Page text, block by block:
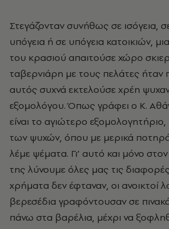
Στεγάζονταν συνήθως σε ισόγεια,
υπόγεια ή σε υπόγεια κατοικιών,
του κρασιού απαιτούσε χώρο
ταβερνιάρη με τους πελάτες ήταν
αυτός συχνά εκτελούσε χρέη
εξομολόγου. Όπως γράφει ο Κ.
είναι το αγιώτερο
των ψυχών, όπου με μερικά
λέμε ψέματα. Γι’ αυτό και μόνο
της λύνουμε όλες μας τις
χρήματα δεν έφταναν, οι ανοικτοί
βερεσέδια γραφόντουσαν σε
πάνω στα βαρέλια, μέχρι να